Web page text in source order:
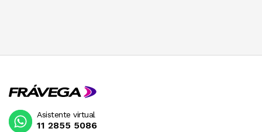
Asistente virtual
11 2855 5086